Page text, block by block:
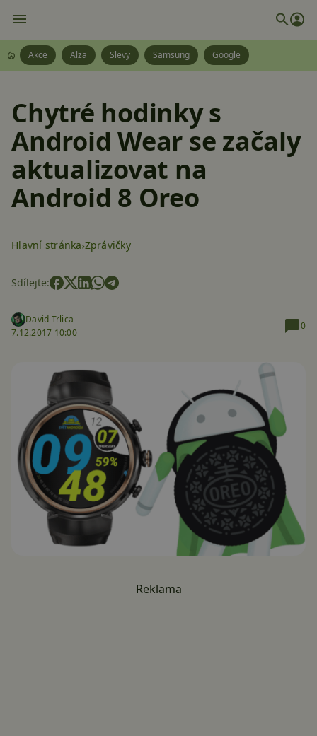
Akce Alza Slevy Samsung Google
Chytré hodinky s
Android Wear se začaly
aktualizovat na
Android 8 Oreo
Hlavní stránka Zprávičky
Sdílejte:
David Trlica
7.12.2017 10:00
0
Reklama